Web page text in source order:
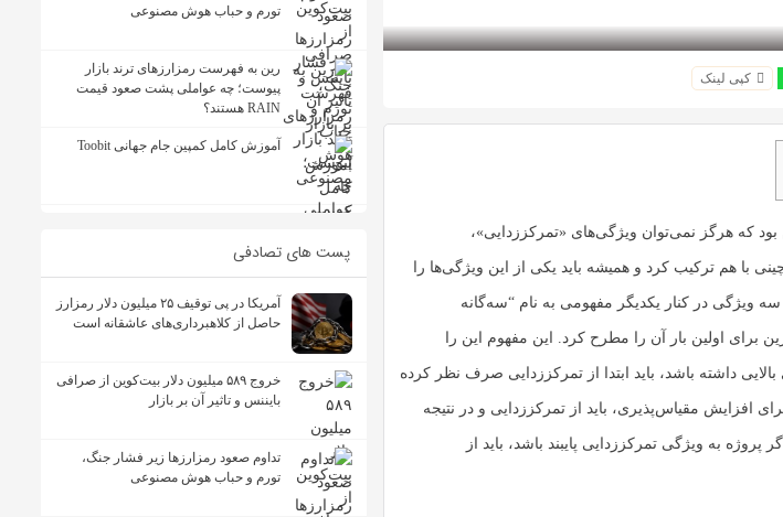
کپی لینک
بود که هرگز نمی‌توان ویژگی‌های «تمرکززدایی»،
با هم ترکیب کرد و همیشه باید یکی از این ویژگی‌ها را
ویژگی در کنار یکدیگر مفهومی به نام “سه‌گانه
برای اولین بار آن را مطرح کرد. این مفهوم این را
داشته باشد، باید ابتدا از تمرکززدایی صرف نظر کرده
افزایش مقیاس‌پذیری، باید از تمرکززدایی و در نتیجه
به ویژگی تمرکززدایی پایبند باشد، باید از
تورم و حباب هوش مصنوعی
رین به فهرست رمزارزهای ترند بازار
پیوست؛ چه عواملی پشت صعود قیمت
RAIN هستند؟
آموزش کامل کمپین جام جهانی Toobit
پست های تصادفی
آمریکا در پی توقیف ۲۵ میلیون دلار رمزارز
حاصل از کلاهبرداری‌های عاشقانه است
خروج ۵۸۹ میلیون دلار بیت‌کوین از صرافی
بایننس و تاثیر آن بر بازار
تداوم صعود رمزارزها زیر فشار جنگ،
تورم و حباب هوش مصنوعی